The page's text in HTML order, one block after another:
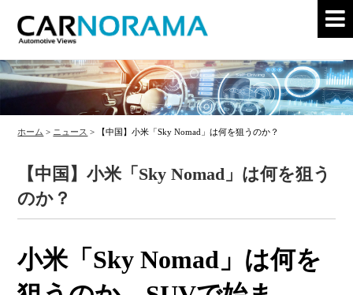
ホーム > ニュース > 【中国】小米「Sky Nomad」は何を狙うのか？
【中国】小米「Sky Nomad」は何を狙う
のか？
小米「Sky Nomad」は何を